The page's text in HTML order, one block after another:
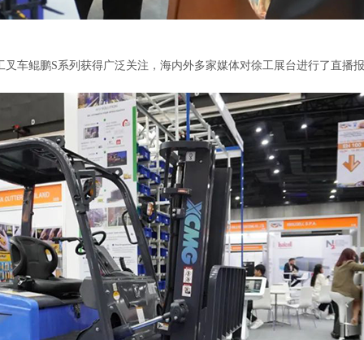
叉车鲲鹏S系列获得广泛关注，海内外多家媒体对徐工展台进行了直播